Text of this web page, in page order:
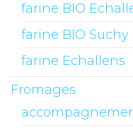
farine BIO
farine BIO Suchy
farine Echallens
Fromages